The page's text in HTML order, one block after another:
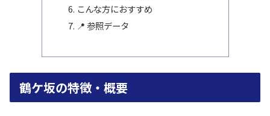
こんな方におすすめ
📍 参照データ
鶴ケ坂の特徴・概要